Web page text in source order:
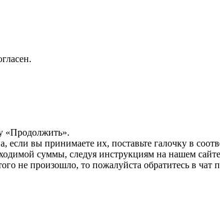
«Продолжить».
если вы принимаете их, поставьте галочку в
суммы, следуя инструкциям на нашем
не произошло, то пожалуйста обратитесь в чат